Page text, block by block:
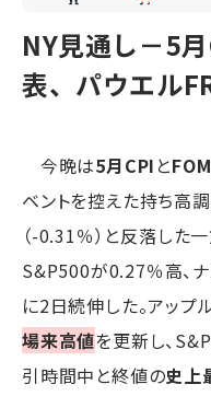
NY見通し－5
表、パウエル
今晩は5月CPI と
ベントを控えた持ち高
（-0.31％）と反落した一
S&P500が0.27％高、
に2日続伸した。アッ
場来高値を更新し、
引時間中と終値の史上